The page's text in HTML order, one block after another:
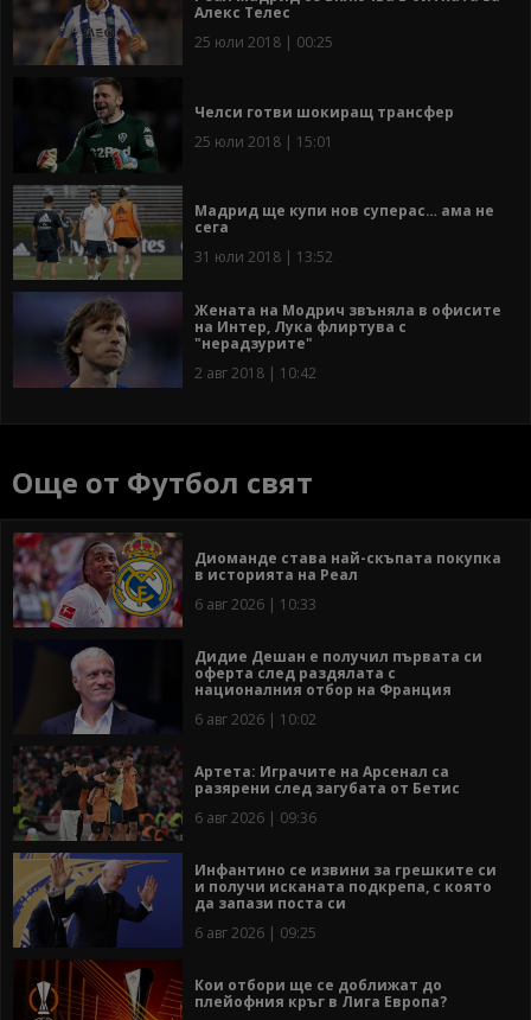
Алекс Телес
25 юли 2018 | 00:25
Челси готви шокиращ трансфер
25 юли 2018 | 15:01
Мадрид ще купи нов суперас… ама не
сега
31 юли 2018 | 13:52
Жената на Модрич звъняла в офисите
на Интер, Лука флиртува с
"нерадзурите"
2 авг 2018 | 10:42
Още от Футбол свят
Диоманде става най-скъпата покупка
в историята на Реал
6 авг 2026 | 10:33
Дидие Дешан е получил първата си
оферта след раздялата с
националния отбор на Франция
6 авг 2026 | 10:02
Артета: Играчите на Арсенал са
разярени след загубата от Бетис
6 авг 2026 | 09:36
Инфантино се извини за грешките си
и получи исканата подкрепа, с която
да запази поста си
6 авг 2026 | 09:25
Кои отбори ще се доближат до
плейофния кръг в Лига Европа?